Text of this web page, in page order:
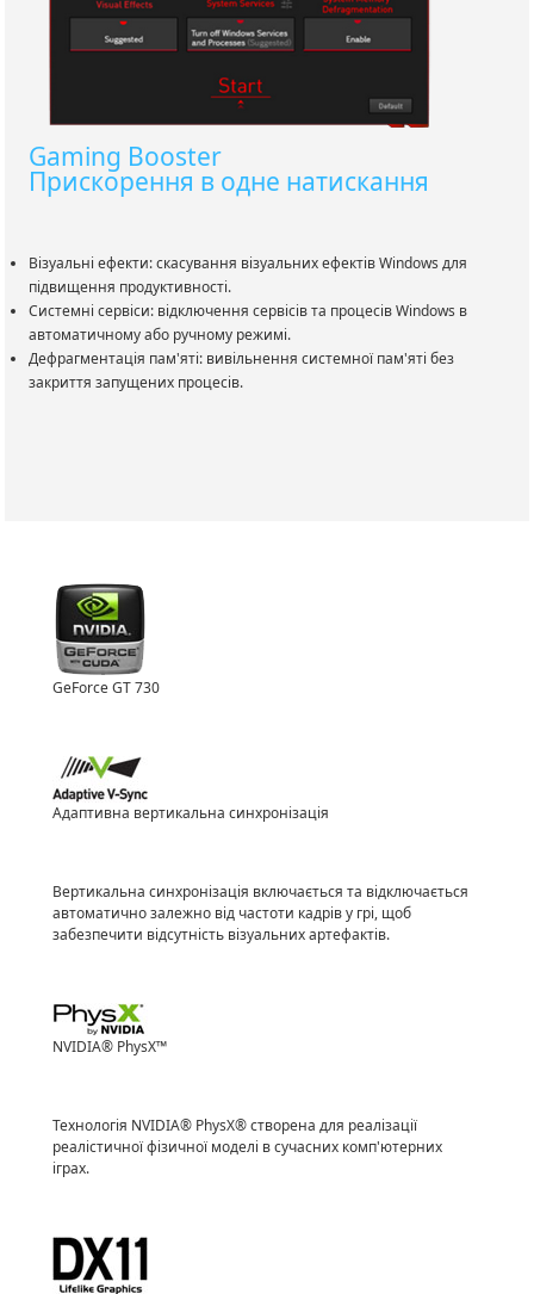
Gaming Booster
Прискорення в одне натискання
Візуальні ефекти: скасування візуальних ефектів Windows для
підвищення продуктивності.
Системні сервіси: відключення сервісів та процесів Windows в
автоматичному або ручному режимі.
Дефрагментація пам'яті: вивільнення системної пам'яті без
закриття запущених процесів.
GeForce GT 730
Адаптивна вертикальна синхронізація
Вертикальна синхронізація включається та відключається
автоматично залежно від частоти кадрів у грі, щоб
забезпечити відсутність візуальних артефактів.
NVIDIA® PhysX™
Технологія NVIDIA® PhysX® створена для реалізації
реалістичної фізичної моделі в сучасних комп'ютерних
іграх.